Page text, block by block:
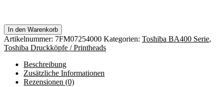
In den Warenkorb
Artikelnummer: 7FM07254000 Kategorien: Toshiba BA400 Serie,
Toshiba Druckköpfe / Printheads
Beschreibung
Zusätzliche Informationen
Rezensionen (0)